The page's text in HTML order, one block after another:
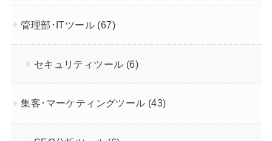
管理部･ITツール (67)
セキュリティツール (6)
集客･マーケティングツール (43)